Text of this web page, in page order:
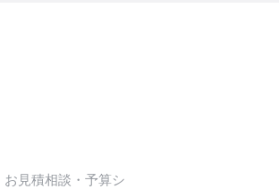
見積相談・予算シ